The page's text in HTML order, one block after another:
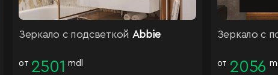
Зеркало с подсветкой Abbie
от 2501 mdl
Зеркало с
от 2056